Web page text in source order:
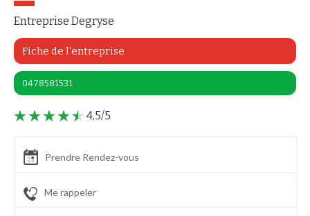
Entreprise Degryse
Fiche de l'entreprise
0478581531
4,5/5
Prendre Rendez-vous
Me rappeler